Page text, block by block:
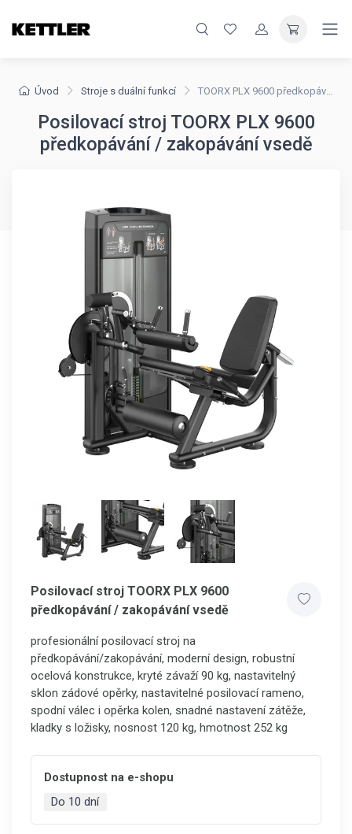
Úvod Stroje s duální funkcí TOORX PLX 9600 předkopávání / zakopávání vsedě
Posilovací stroj TOORX PLX 9600
předkopávání / zakopávání vsedě
Posilovací stroj TOORX PLX 9600
předkopávání / zakopávání vsedě
profesionální posilovací stroj na
předkopávání/zakopávání, moderní design, robustní
ocelová konstrukce, kryté závaží 90 kg, nastavitelný
sklon zádové opěrky, nastavitelné posilovací rameno,
spodní válec i opěrka kolen, snadné nastavení zátěže,
kladky s ložisky, nosnost 120 kg, hmotnost 252 kg
Dostupnost na e-shopu
Do 10 dní